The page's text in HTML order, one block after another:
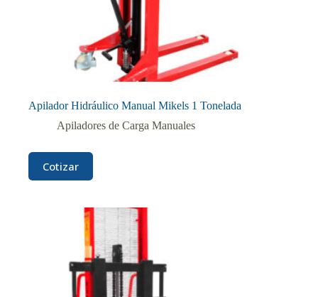
Apilador Hidráulico Manual Mikels 1 Tonelada
Apiladores de Carga Manuales
Cotizar